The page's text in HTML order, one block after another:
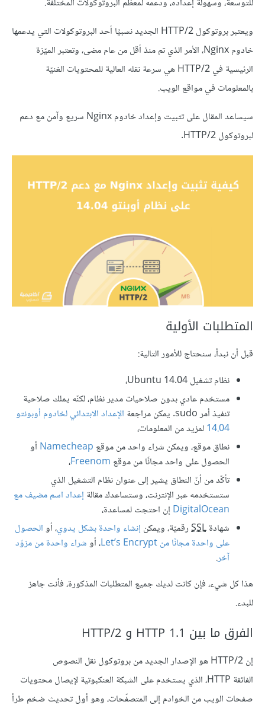
للتوسعة، وسهولة إعداده، ودعمه لمعظم البروتوكولات المختلفة.
ويعتبر بروتوكول HTTP/2 الجديد نسبيًا أحد البروتوكولات التي يدعمها
خادوم Nginx، الأمر الذي تم منذ أقل من عام مضى، وتعتبر الميّزة
الرئيسية في HTTP/2 هي سرعة نقله العالية للمحتويات الغنيّة
بالمعلومات في مواقع الويب.
سيساعد المقال على تثبيت وإعداد خادوم Nginx سريع وآمن مع دعم
لبروتوكول HTTP/2.
المتطلبات الأولية
قبل أن نبدأ، سنحتاج للأمور التالية:
نظام تشغيل Ubuntu 14.04،
مستخدم عادي بدون صلاحيات مدير نظام، لكنّه يملك صلاحية
تنفيذ أمر sudo. يمكن مراجعة
الإعداد الابتدائي لخادوم أوبونتو
14.04لمزيد من المعلومات،
نطاق موقع، ويمكن شراء واحد من موقع Namecheap أو
الحصول على واحد مجانًا من موقع Freenom،
تأكّد من أنّ النطاق يشير إلى عنوان نظام التشغيل الذي
ستستخدمه عبر الإنترنت، وستساعدك مقالة إعداد اسم مضيف مع
DigitalOcean إن احتجت لمساعدة،
شهادةSSLرقميّة، ويمكن إنشاء واحدة بشكل يدوي، أوالحصول
على واحدة مجانًا من Let’s Encrypt
، أوشراء واحدة من مزوّد
آخر.
هذا كل شيء، فإن كانت لديك جميع المتطلبات المذكورة، فأنت جاهز
للبدء.
الفرق ما بين HTTP 1.1 و HTTP/2
إن HTTP/2 هو الإصدار الجديد من بروتوكول نقل النصوص
الفائقة HTTP، الذي يستخدم على الشبكة العنكبوتية لإيصال محتويات
صفحات الويب من الخوادم إلى المتصفّحات، وهو أول تحديث ضخم طرأ